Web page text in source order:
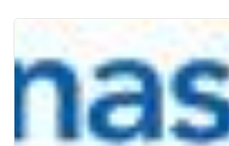
Medan, Sumatera Utara, ID
perusahaan pemasok […]